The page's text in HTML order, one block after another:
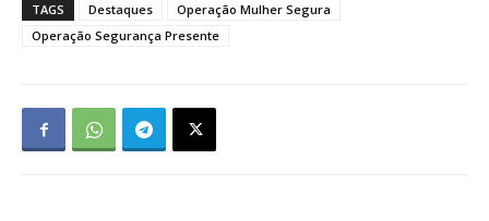
TAGS Destaques
Operação Mulher Segura
Operação Segurança Presente